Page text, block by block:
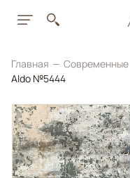
Главная Современные
Aldo №5444